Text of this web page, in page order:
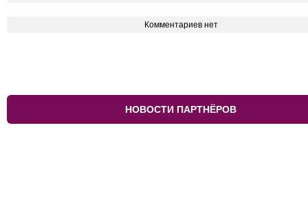
Комментариев нет
НОВОСТИ ПАРТНЁРОВ